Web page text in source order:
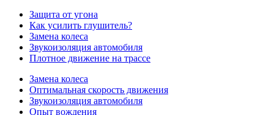
Защита от угона
Как усилить глушитель?
Замена колеса
Звукоизоляция автомобиля
Плотное движение на трассе
Замена колеса
Оптимальная скорость движения
Звукоизоляция автомобиля
Опыт вождения